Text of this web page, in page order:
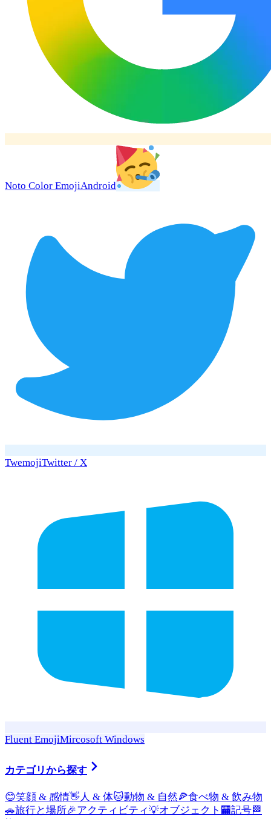
Noto Color EmojiAndroid
TwemojiTwitter / X
Fluent EmojiMircosoft Windows
カテゴリから探す
😊笑顔 & 感情👋 人 & 体🐱動物 & 自然🍕食べ物 & 飲み物
🚗旅行と場所🎉アクティビティ💡オブジェクト 🏧記号🏁